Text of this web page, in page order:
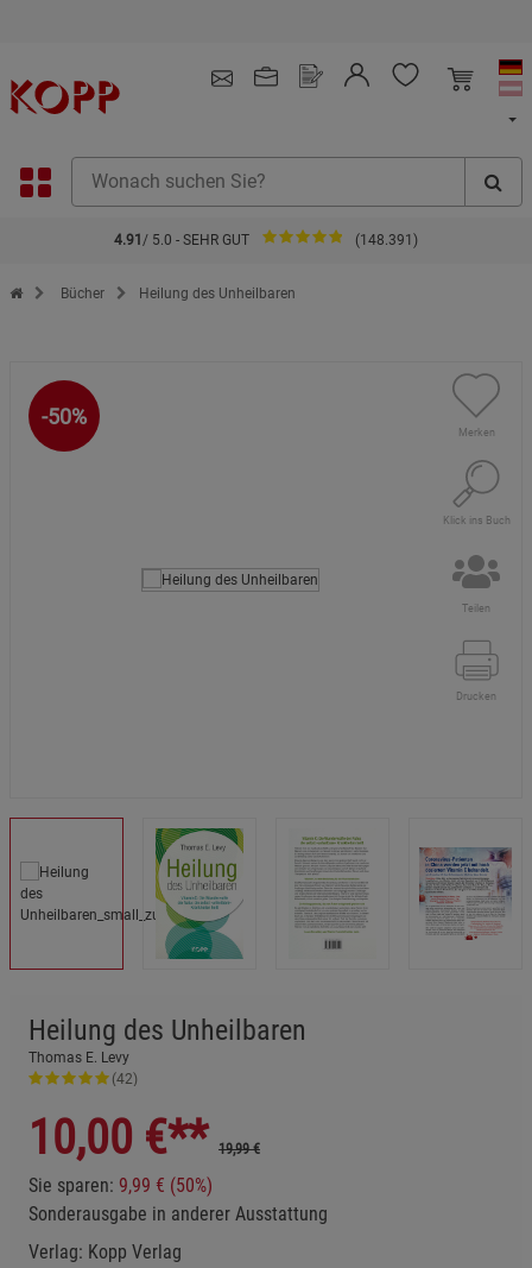
4.91 / 5.0 - SEHR GUT (148.391)
Zur Startseite des Kopp Verlag Online-Shop
Bücher Heilung des Unheilbaren
-50%
Merken
Klick ins Buch
Teilen
Drucken
Heilung des Unheilbaren
Thomas E. Levy
(42)
10,00 €** 19,99 €
Sie sparen: 9,99 € (50%)
Sonderausgabe in anderer Ausstattung
Verlag: Kopp Verlag